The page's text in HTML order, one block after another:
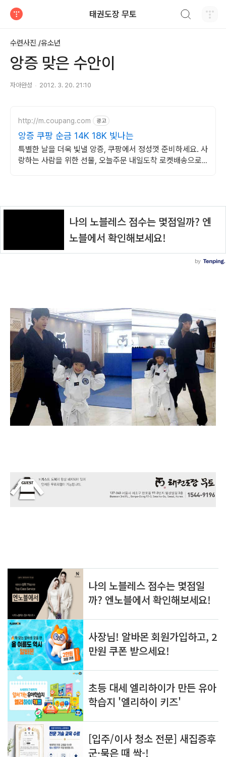
태권도장 무토
수련사진 /유소년
앙증 맞은 수안이
자아완성 2012. 3. 20. 21:10
http://m.coupang.com 광고
앙증 쿠팡 순금 14K 18K 빛나는
특별한 날을 더욱 빛낼 앙증, 쿠팡에서 정성껏 준비하세요. 사
랑하는 사람을 위한 선물, 오늘주문 내일도착 로켓배송으로